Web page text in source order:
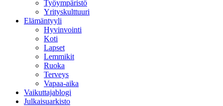
Työympäristö
Yrityskulttuuri
Elämäntyyli
Hyvinvointi
Koti
Lapset
Lemmikit
Ruoka
Terveys
Vapaa-aika
Vaikuttajablogi
Julkaisuarkisto